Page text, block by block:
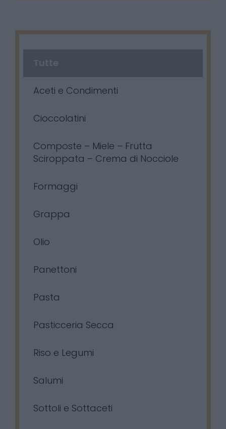
Aceti e Condimenti
Cioccolatini
Composte – Miele – Frutta
Sciroppata – Crema di Nocciole
Formaggi
Grappa
Olio
Panettoni
Pasta
Pasticceria Secca
Riso e Legumi
Salumi
Sottoli e Sottaceti